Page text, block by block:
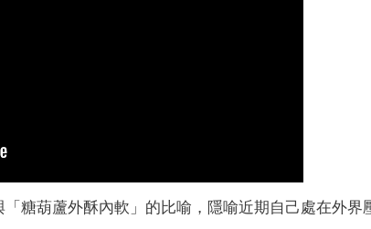
糖葫蘆外酥內軟」的比喻，隱喻近期自己處在外界